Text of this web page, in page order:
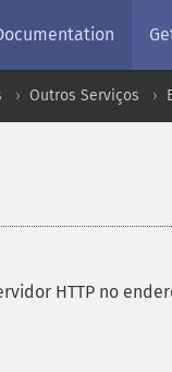
Outros Serviços
HTTP no